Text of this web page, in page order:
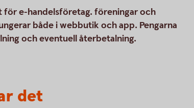
för e-handelsföretag. föreningar och
både i webbutik och app. Pengarna
och eventuell återbetalning.
det